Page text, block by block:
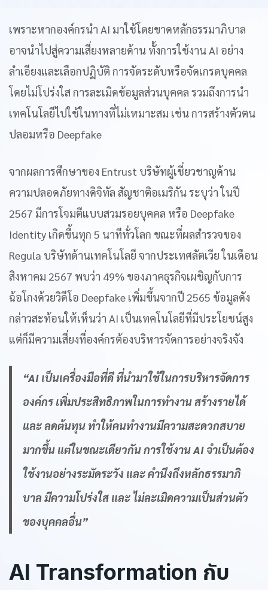
เพราะหากองค์กรนำ AI มาใช้โดยขาดหลักธรรมาภิบาล
อาจนำไปสู่ความเสี่ยงหลายด้าน ทั้งการใช้งาน AI อย่าง
ลำเอียงและเลือกปฏิบัติ การจัดระดับหรือจัดเกรดบุคคล
โดยไม่โปร่งใส การละเมิดข้อมูลส่วนบุคคล รวมถึงการนำ
เทคโนโลยีไปใช้ในทางที่ไม่เหมาะสม เช่น การสร้างตัวตน
ปลอมหรือ Deepfake
จากผลการศึกษาของ Entrust บริษัทผู้เชี่ยวชาญด้าน
ความปลอดภัยทางดิจิทัล สัญชาติอเมริกัน ระบุว่า ในปี
2567 มีการโจมตีแบบสวมรอยบุคคล หรือ Deepfake
Identity เกิดขึ้นทุก 5 นาทีทั่วโลก ขณะที่ผลสำรวจของ
Regula บริษัทด้านเทคโนโลยี จากประเทศลัตเวีย ในเดือน
สิงหาคม 2567 พบว่า 49% ของภาคธุรกิจเผชิญกับการ
ฉ้อโกงด้วยวิดีโอ Deepfake เพิ่มขึ้นจากปี 2565 ข้อมูลดัง
กล่าวสะท้อนให้เห็นว่า AI เป็นเทคโนโลยีที่มีประโยชน์สูง
แต่ก็มีความเสี่ยงที่องค์กรต้องบริหารจัดการอย่างจริงจัง
“AIเป็นเครื่องมือที่ดี ที่นำมาใช้ในการบริหารจัดการ
องค์กร เพิ่มประสิทธิภาพในการทำงาน สร้างรายได้
และ ลดต้นทุน ทำให้คนทำงานมีความสะดวกสบาย
มากขึ้น แต่ในขณะเดียวกัน การใช้งานAIจำเป็นต้อง
ใช้งานอย่างระมัดระวัง และ คำนึงถึงหลักธรรมาภิ
บาล มีความโปร่งใส และ ไม่ละเมิดความเป็นส่วนตัว
ของบุคคลอื่น”
AI Transformation กับ